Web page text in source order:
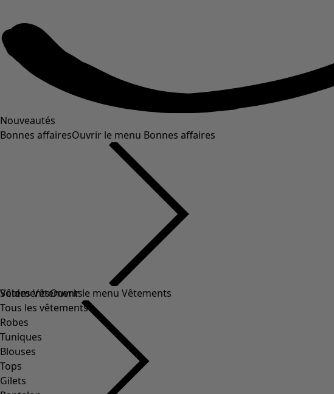
Nouveautés
Bonnes affairesOuvrir le menu Bonnes affaires
Soldes Vêtements
Tous les vêtements
Robes
Tuniques
Blouses
Tops
Gilets
VêtementsOuvrir le menu Vêtements